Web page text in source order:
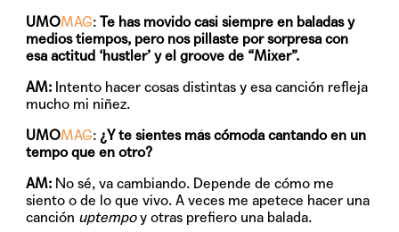
UMOMAG:Te has movido casi siempre en baladas y
medios tiempos, pero nos pillaste por sorpresa con
esa actitud ‘hustler’ y el groove de “Mixer”.
AM: Intento hacer cosas distintas y esa canción refleja
mucho mi niñez.
UMOMAG:¿Y te sientes más cómoda cantando en un
tempo que en otro?
AM: No sé, va cambiando. Depende de cómo me
siento o de lo que vivo. A veces me apetece hacer una
canción uptempoy otras prefiero una balada.